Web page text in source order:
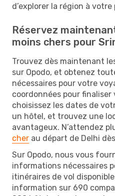
d’explorer la région à
Réservez
moins chers pour
Trouvez dès maintenant
sur Opodo, et obtenez
nécessaires pour votre
coordonnées pour
choisissez les dates de
un hôtel, et trouvez une
avantageux. N’attendez
cher au départ de Delhi
Sur Opodo, nous vous
informations nécessaires
itinéraires de vol
information sur 690